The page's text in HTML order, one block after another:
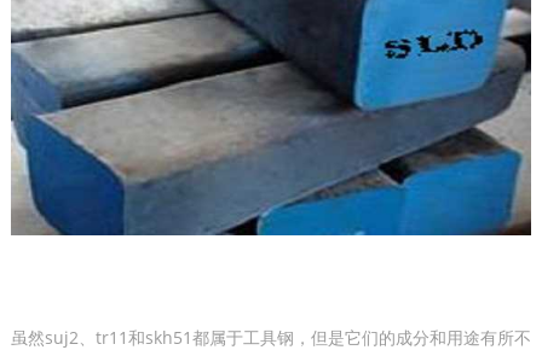
虽然suj2、tr11和skh51都属于工具钢，但是它们的成分和用途有所不